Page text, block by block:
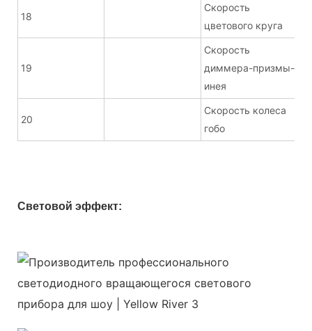
18
Скорость
цветового круга
19
Скорость
диммера-призмы-
инея
20
Скорость колеса
гобо
Световой эффект: